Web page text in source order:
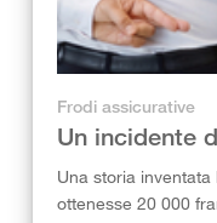
Frodi assicurative
Un incidente
Una storia
ottenesse 20 000